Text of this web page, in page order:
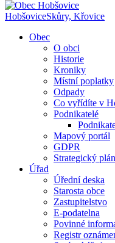
HobšoviceSkůry, Křovice
Obec
O obci
Historie
Kroniky
Místní poplatky
Odpady
Co vyřídíte v
Podnikatelé
Mapový portál
GDPR
Strategický
Úřad
Úřední deska
Starosta obce
Zastupitelstvo
E-podatelna
Povinné
Registr